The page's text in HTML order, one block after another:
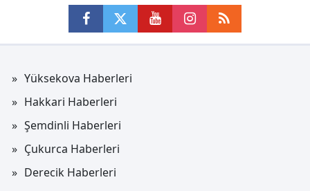
Yüksekova Haberleri
Hakkari Haberleri
Şemdinli Haberleri
Çukurca Haberleri
Derecik Haberleri